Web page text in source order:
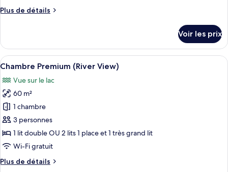
chambre :
Plus de détails
Plus
le
type
de
Chambre
Affaires
Voir les prix
Afficher
toutes
les
photos
pour
ce
type
de
chambre :
Chambre
Un espace piscine avec des chaises
4
Chambre Premium (River View)
Vue sur le lac
60 m²
1 chambre
3 personnes
1 lit double OU 2 lits 1 place et 1 très grand lit
Wi-Fi gratuit
Plus de détails
Plus